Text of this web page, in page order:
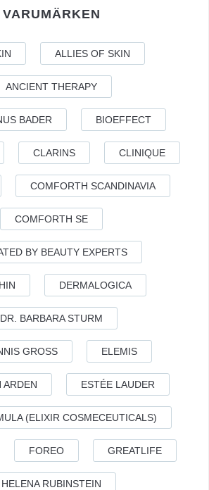
VARUMÄRKEN
ALLIES OF SKIN
ANCIENT THERAPY
BADER BIOEFFECT
CLARINS CLINIQUE
COMFORTH SCANDINAVIA
COMFORTH SE
BY BEAUTY EXPERTS
DERMALOGICA
DR. BARBARA STURM
GROSS ELEMIS
ARDEN ESTÉE LAUDER
(ELIXIR COSMECEUTICALS)
FOREO GREATLIFE
HELENA RUBINSTEIN